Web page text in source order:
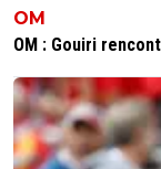
OM
OM : Gouiri